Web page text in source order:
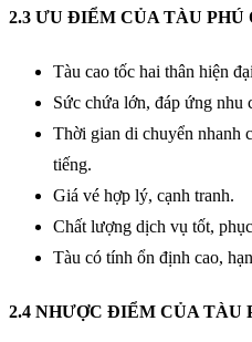
2.3 ƯU ĐIỂM CỦA TÀU PHÚ
Tàu cao tốc hai thân hiện
Sức chứa lớn, đáp ứng nhu
Thời gian di chuyển nhanh
tiếng.
Giá vé hợp lý, cạnh tranh.
Chất lượng dịch vụ tốt,
Tàu có tính ổn định cao,
2.4 NHƯỢC ĐIỂM CỦA TÀU